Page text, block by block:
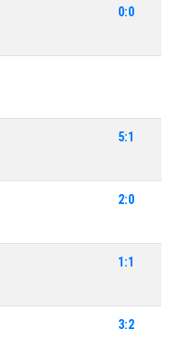
0:0
5:1
2:0
1:1
3:2